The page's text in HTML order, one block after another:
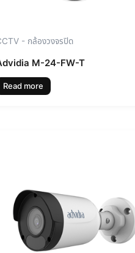
- กล้องวงจรปิด
M-24-FW-T
Read more